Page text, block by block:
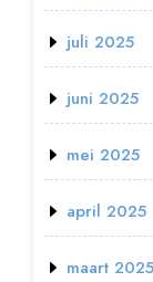
juli 2025
juni 2025
mei 2025
april 2025
maart 2025